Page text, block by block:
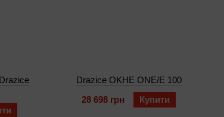
Drazice OKHE ONE/E 100
28 698 грн
Купити